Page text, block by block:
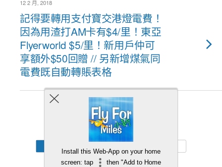
12 2 月, 2018
記得要轉用支付寶交港燈電費！
因為用渣打AM卡有$4/里！東亞
Flyerworld $5/里！新用戶仲可
享額外$50回贈 // 另新增煤氣同
電費既自動轉賬表格
Back to top
Install this Web-App on your home
screen: tap
then "Add to Home